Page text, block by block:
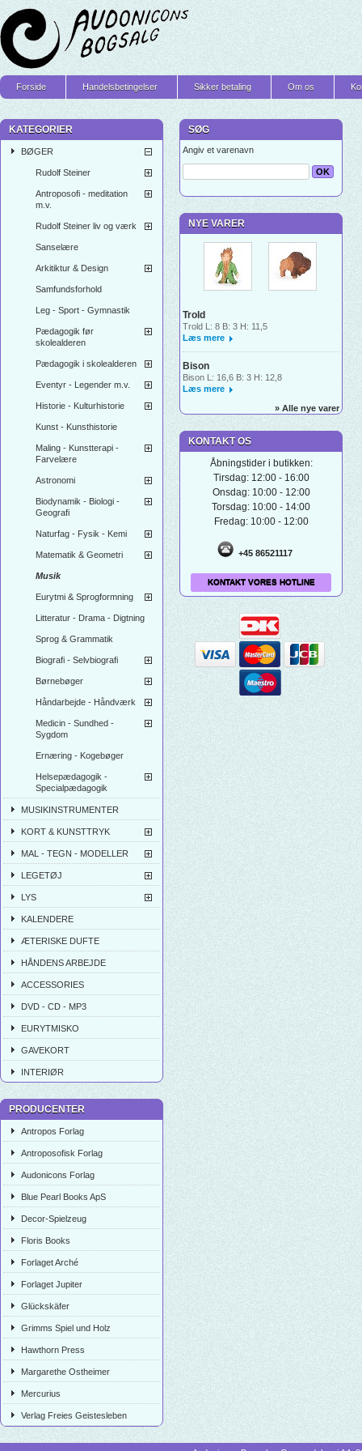
Forside Handelsbetingelser Sikker betaling Om os
KATEGORIER
BØGER
Rudolf Steiner
Antroposofi - meditation
m.v.
Rudolf Steiner liv og værk
Sanselære
Arkitiktur & Design
Samfundsforhold
Leg - Sport - Gymnastik
Pædagogik før
skolealderen
Pædagogik i skolealderen
Eventyr - Legender m.v.
Historie - Kulturhistorie
Kunst - Kunsthistorie
Maling - Kunstterapi -
Farvelære
Astronomi
Biodynamik - Biologi -
Geografi
Naturfag - Fysik - Kemi
Matematik & Geometri
Musik
Eurytmi & Sprogformning
Litteratur - Drama - Digtning
Sprog & Grammatik
Biografi - Selvbiografi
Børnebøger
Håndarbejde - Håndværk
Medicin - Sundhed -
Sygdom
Ernæring - Kogebøger
Helsepædagogik -
Specialpædagogik
MUSIKINSTRUMENTER
KORT & KUNSTTRYK
MAL - TEGN - MODELLER
LEGETØJ
LYS
KALENDERE
ÆTERISKE DUFTE
HÅNDENS ARBEJDE
ACCESSORIES
DVD - CD - MP3
EURYTMISKO
GAVEKORT
INTERIØR
PRODUCENTER
Antropos Forlag
Antroposofisk Forlag
Audonicons Forlag
Blue Pearl Books ApS
Decor-Spielzeug
Floris Books
Forlaget Arché
Forlaget Jupiter
Glückskäfer
Grimms Spiel und Holz
Hawthorn Press
Margarethe Ostheimer
Mercurius
Verlag Freies Geistesleben
SØG
Angiv et varenavn
NYE VARER
Trold
Trold L: 8 B: 3 H: 11,5
Læs mere
Bison
Bison L: 16,6 B: 3 H: 12,8
Læs mere
» Alle nye varer
KONTAKT OS
Åbningstider i butikken:
Tirsdag: 12:00 - 16:00
Onsdag: 10:00 - 12:00
Torsdag: 10:00 - 14:00
Fredag: 10:00 - 12:00
+45 86521117
KONTAKT VORES HOTLINE